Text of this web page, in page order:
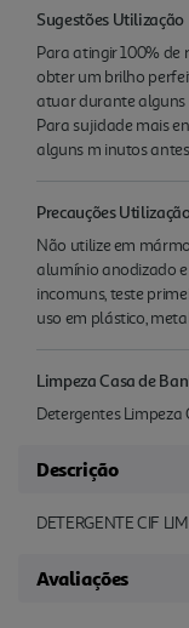
Sugestões Utilização
Para atingir 100% de
obter um brilho
atuar durante alguns
Para sujidade mais
alguns m inutos
Precauções
Não utilize em
alumínio anodizado
incomuns, teste
uso em plástico,
Limpeza Casa de
Detergentes Limpeza
Descrição
DETERGENTE CIF
Avaliações